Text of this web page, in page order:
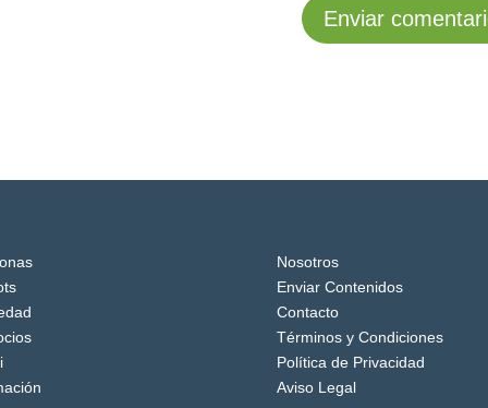
Nosotros
Enviar Contenidos
Contacto
Términos y Condiciones
Política de Privacidad
Aviso Legal